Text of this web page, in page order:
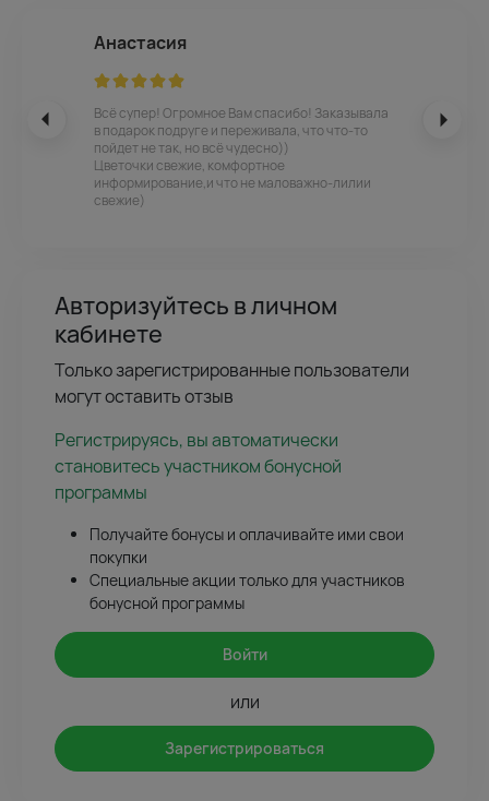
Анастасия
Всё супер! Огромное Вам спасибо! Заказывала
в подарок подруге и переживала, что что-то
пойдет не так, но всё чудесно))
Цветочки свежие, комфортное
информирование,и что не маловажно-лилии
свежие)
Авторизуйтесь в личном
кабинете
Только зарегистрированные пользователи
могут оставить отзыв
Регистрируясь, вы автоматически
становитесь участником бонусной
программы
Получайте бонусы и оплачивайте ими свои
покупки
Специальные акции только для участников
бонусной программы
Войти
или
Зарегистрироваться